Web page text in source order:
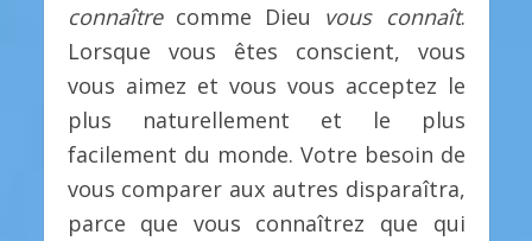
connaîtrecomme Dieu vous connaît.
Lorsque vous êtes conscient, vous
vous aimez et vous vous acceptez le
plus naturellement et le plus
facilement du monde. Votre besoin de
vous comparer aux autres disparaîtra,
parce que vous connaîtrez que qui